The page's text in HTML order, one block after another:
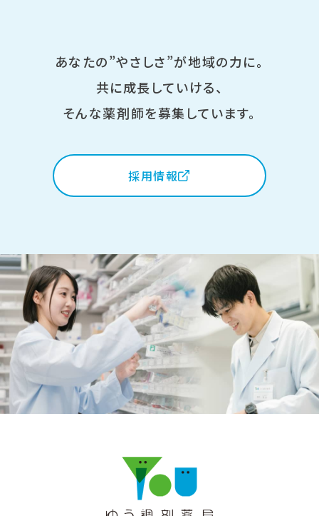
あなたの”やさしさ”が地域の力に。
共に成長していける、
そんな薬剤師を募集しています。
採用情報